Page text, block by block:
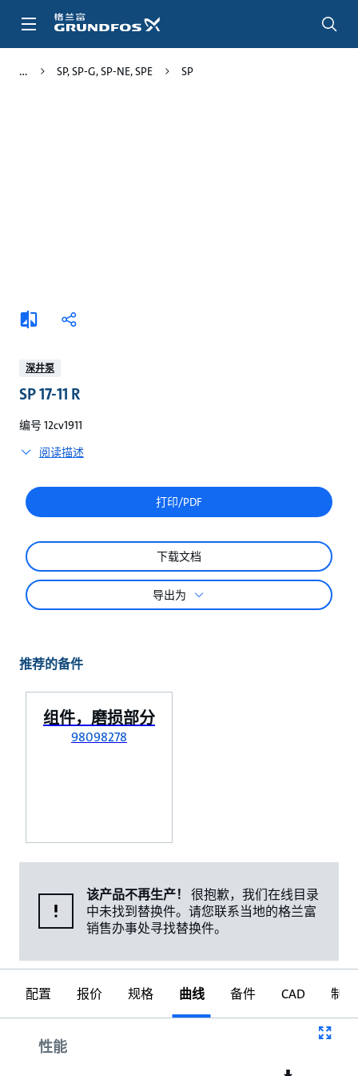
SP, SP-G, SP-NE, SPE SP
添
加
较
分
深井泵
SP 17-11 R
编号 12cv1911
阅读描述
打印/PDF
下载文档
导出为
推荐的备件
组件，磨损部分
98098278
该产品不再生产！
很抱歉，我们在线目录
中未找到替换件。请您联系当地的格兰富
销售办事处寻找替换件。
配置 报价 规格 曲线 备件 CAD 制图
性能